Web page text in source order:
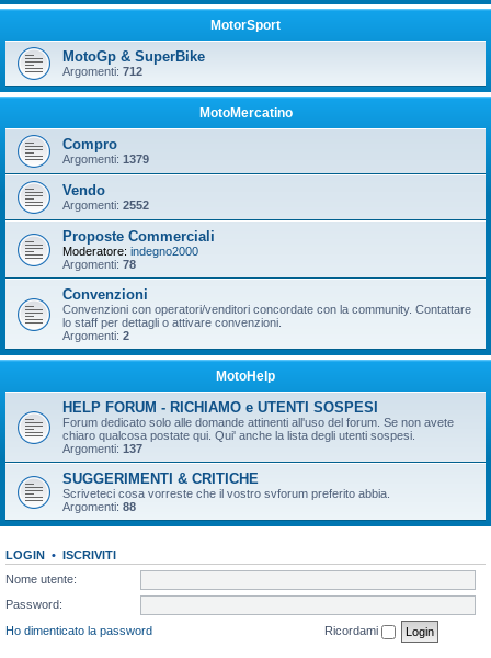
MotorSport
MotoGp & SuperBike
Argomenti: 712
MotoMercatino
Compro
Argomenti: 1379
Vendo
Argomenti: 2552
Proposte Commerciali
Moderatore: indegno2000
Argomenti: 78
Convenzioni
Convenzioni con operatori/venditori concordate con la community. Contattare
lo staff per dettagli o attivare convenzioni.
Argomenti: 2
MotoHelp
HELP FORUM - RICHIAMO e UTENTI SOSPESI
Forum dedicato solo alle domande attinenti all'uso del forum. Se non avete
chiaro qualcosa postate qui. Qui' anche la lista degli utenti sospesi.
Argomenti: 137
SUGGERIMENTI & CRITICHE
Scriveteci cosa vorreste che il vostro svforum preferito abbia.
Argomenti: 88
LOGIN •
ISCRIVITI
Nome utente:
Password:
Ho dimenticato la password
Ricordami